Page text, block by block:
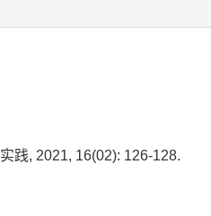
践, 2021, 16(02): 126-128.